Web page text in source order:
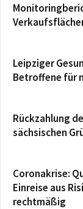
Leipziger
Betroffene für
Rückzahlung
sächsischen
Coronakrise:
Einreise aus
rechtmäßig